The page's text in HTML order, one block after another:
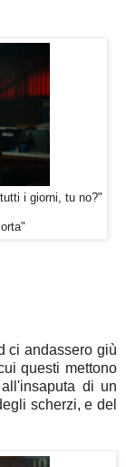
i giorni, tu no?"
ci andassero giù
questi mettono
di un
scherzi, e del